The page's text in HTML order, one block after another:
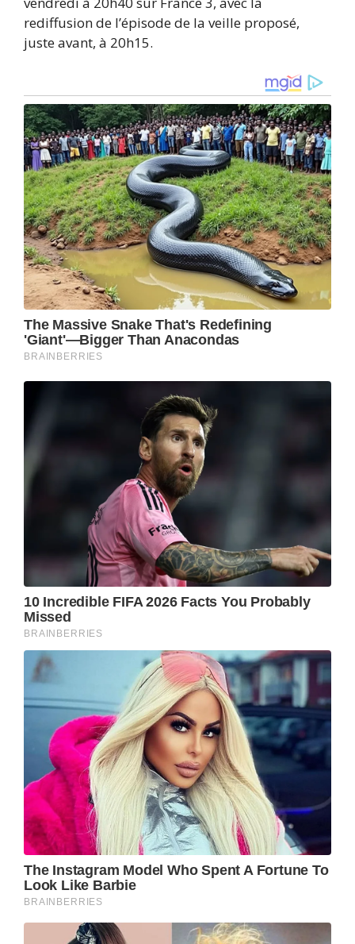
rediffusion de l’épisode de la veille proposé,
juste avant, à 20h15.